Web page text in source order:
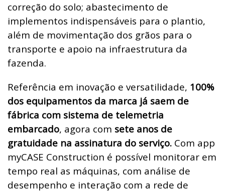
correção do solo; abastecimento de
implementos indispensáveis para o plantio,
além de movimentação dos grãos para o
transporte e apoio na infraestrutura da
fazenda.
Referência em inovação e versatilidade, 100%
dos equipamentos da marca já saem de
fábrica com sistema de telemetria
embarcado, agora com sete anos de
gratuidade na assinatura do serviço. Com app
myCASE Construction é possível monitorar em
tempo real as máquinas, com análise de
desempenho e interação com a rede de